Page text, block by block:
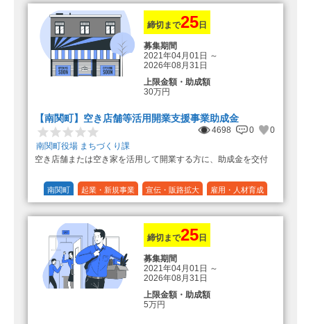
（最大で50万円＋25万円加算＝75万
締切まで25 日
募集期間
2021年04月01日 ～
2026年08月31日
上限金額・助成額
30万円
【南関町】空き店舗等活用開業支援事業助成金
4698 0
0
南関町役場 まちづくり課
空き店舗または空き家を活用して開業する方に、助成金を交付
南関町 起業・新規事業 宣伝・販路拡大 雇用・人材育成
1/3 (33%)
締切まで25日
募集期間
2021年04月01日 ～
2026年08月31日
上限金額・助成額
5万円